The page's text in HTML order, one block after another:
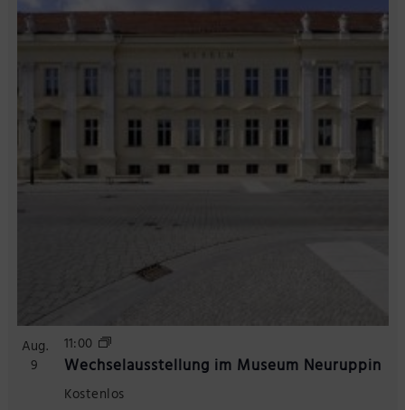
Präsenzstelle Prignitz Standort Neuruppin
Museum Neuruppin
Brandenburg-Preußen Museum Wustrau
Wegemuseum Wusterhausen/Dosse
Aug.
9
11:00
Wechselausstellung im Museum Neuruppin
Kostenlos